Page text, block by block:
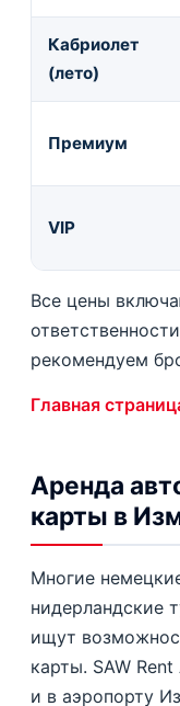
Кабриолет
(лето)
Премиум
VIP
Все цены
рекомендуем
Главная
Аренда
карты в
Многие
нидерландские
ищут
карты. SAW
и в аэропорту